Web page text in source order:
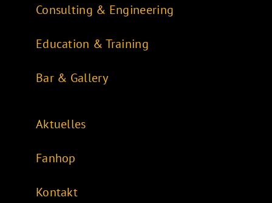
Consulting & Engineering
Education & Training
Bar & Gallery
Aktuelles
Fanhop
Kontakt